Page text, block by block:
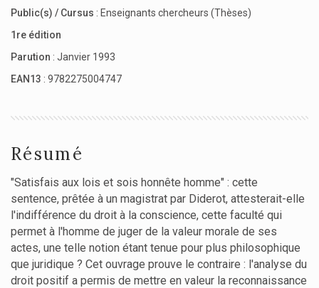
Public(s) / Cursus : Enseignants chercheurs (Thèses)
1re édition
Parution : Janvier 1993
EAN13 : 9782275004747
Résumé
"Satisfais aux lois et sois honnête homme" : cette
sentence, prêtée à un magistrat par Diderot, attesterait-elle
l'indifférence du droit à la conscience, cette faculté qui
permet à l'homme de juger de la valeur morale de ses
actes, une telle notion étant tenue pour plus philosophique
que juridique ? Cet ouvrage prouve le contraire : l'analyse du
droit positif a permis de mettre en valeur la reconnaissance